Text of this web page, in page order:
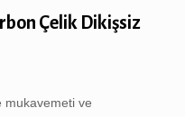
Çelik Dikişsiz
mukavemeti ve